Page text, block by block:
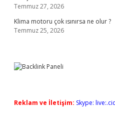
Temmuz 27, 2026
Klima motoru çok ısınırsa ne olur ?
Temmuz 25, 2026
Reklam ve İletişim: Skype: